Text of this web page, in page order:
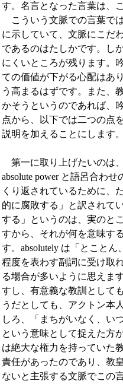
す。名言となった言葉は、
こういう文脈での言葉で
に示していて、文脈にこだ
であるのはたしかです。し
にくいところが残ります。
ての価値が下がる心配はあ
う高まるはずです。また、
かそうというのであれば、
点から、以下では二つの点
説明を加えることにします。
第一に取り上げたいのは
absolute power と語呂合わせ
くり返されているために、
的に腐敗する」と訳されて
する」というのは、実のと
すから、それが何を意味す
す。absolutely は「とこと
程度を表わす副詞に受け取
る場合が多いように思えま
すし、有意義な教訓として
うだとしても、アクトン本
しろ、「まちがいなく、い
という意味として捉えた方
は絶大な権力を持っていた
責任があったのであり、教
ないと主張する文脈でこの